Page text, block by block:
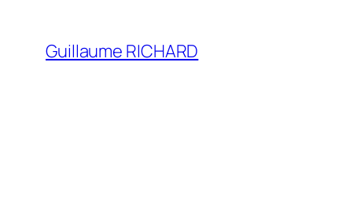
contenu
Guillaume RICHARD